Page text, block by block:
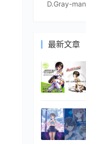
D.Gray-man
最新文章